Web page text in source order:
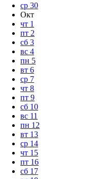
ср 30
Окт
чт 1
пт 2
сб 3
вс 4
пн 5
вт 6
ср 7
чт 8
пт 9
сб 10
вс 11
пн 12
вт 13
ср 14
чт 15
пт 16
сб 17